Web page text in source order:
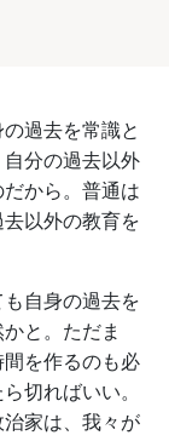
過去を常識と
分の過去以外
から。普通は
以外の教育を
自身の過去を
と。ただま
を作るのも必
切ればいい。
家は、我々が